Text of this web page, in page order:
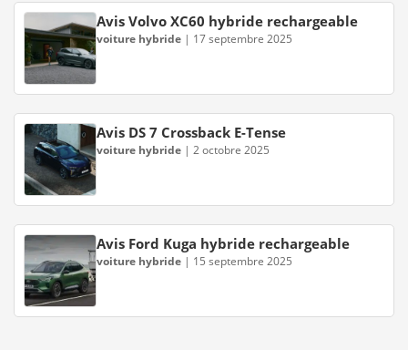
Avis Volvo XC60 hybride rechargeable
voiture hybride | 17 septembre 2025
Avis DS 7 Crossback E-Tense
voiture hybride | 2 octobre 2025
Avis Ford Kuga hybride rechargeable
voiture hybride | 15 septembre 2025